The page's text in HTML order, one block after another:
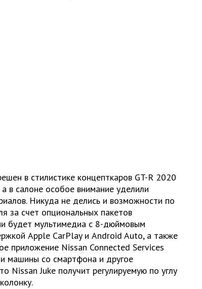
в стилистике концепткаров GT-R 2020
в салоне особое внимание уделили
Никуда не делись и возможности по
за счет опциональных пакетов
будет мультимедиа с 8-дюймовым
Apple CarPlay и Android Auto, а также
приложение Nissan Connected Services
машины со смартфона и другое
Nissan Juke получит регулируемую по углу